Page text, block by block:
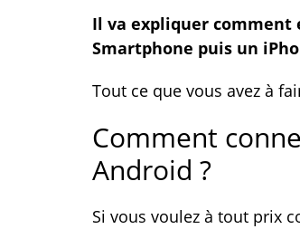
Il va expliquer comment
Smartphone puis un
Tout ce que vous avez à
Comment
Android ?
Si vous voulez à tout prix